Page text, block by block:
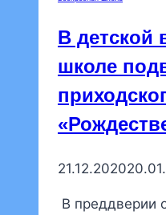
В детской
школе
21.12.2020
В преддверии